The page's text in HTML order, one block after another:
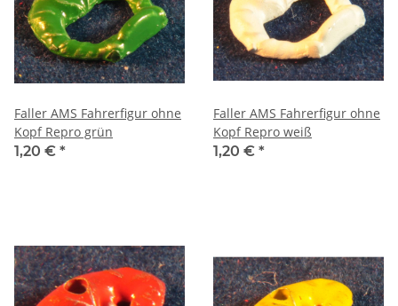
Faller AMS Fahrerfigur ohne
Kopf Repro grün
1,20 € *
Faller AMS Fahrerfigur ohne
Kopf Repro weiß
1,20 € *